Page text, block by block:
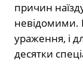
причин
невідомими.
ураження, і
десятки